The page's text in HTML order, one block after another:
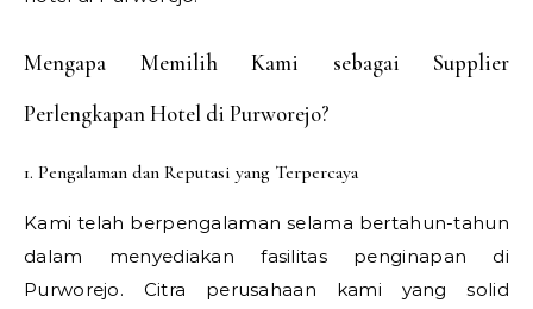
Mengapa Memilih Kami sebagai Supplier
Perlengkapan Hotel di Purworejo?
1. Pengalaman dan Reputasi yang Terpercaya
Kami telah berpengalaman selama bertahun-tahun
dalam menyediakan fasilitas penginapan di
Purworejo. Citra perusahaan kami yang solid